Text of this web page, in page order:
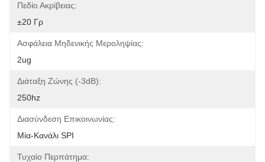
Πεδίο Ακρίβειας:
±20 Γρ
Ασφάλεια Μηδενικής Μεροληψίας:
2ug
Διάταξη Ζώνης (-3dB):
250hz
Διασύνδεση Επικοινωνίας:
Μία-Κανάλι SPI
Τυχαίο Περπάτημα: